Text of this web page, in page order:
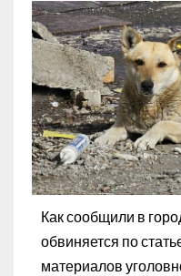
Как сообщили в
обвиняется по
материалов